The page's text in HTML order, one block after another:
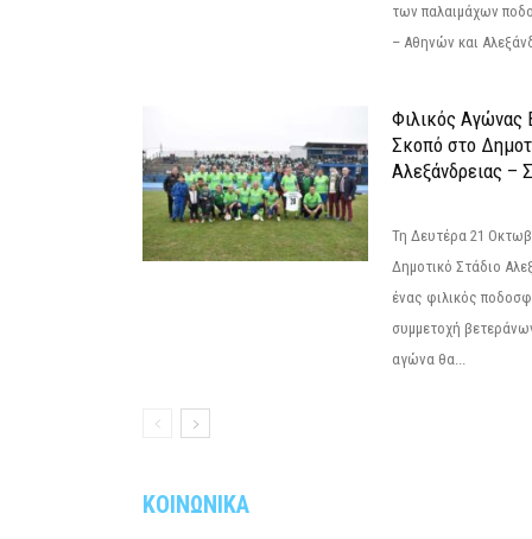
των παλαιμάχων
– Αθηνών και
Φιλικός Αγώνας
Σκοπό στο
Αλεξάνδρειας –
Τη Δευτέρα 21
Δημοτικό Στάδιο
ένας φιλικός
συμμετοχή
αγώνα θα...
ΚΟΙΝΩΝΙΚΑ